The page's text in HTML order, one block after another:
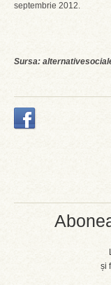
și
septembrie 2012.
Sursa: